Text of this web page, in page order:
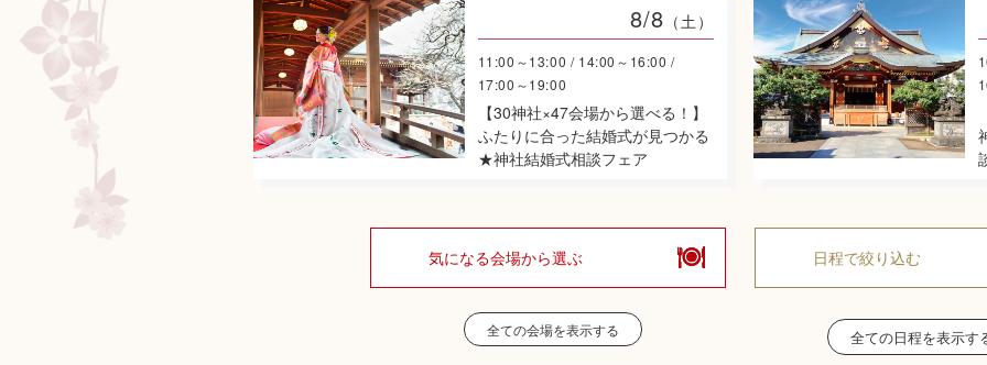
8/8 （土）
11:00～13:00 / 14:00～16:00 /
17:00～19:00
【30神社×47会場から選べる！】
ふたりに合った結婚式が見つかる
★神社結婚式相談フェア
気になる会場から選ぶ 日程で絞り込む
全ての会場を表示する 全ての日程を表示す